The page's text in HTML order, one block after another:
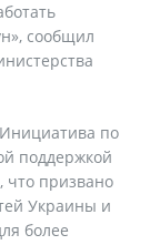
сообщил
по
поддержкой
что призвано
Украины и
более